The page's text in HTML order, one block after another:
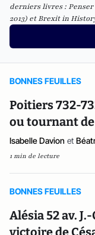
derniers livres :
2013) et Brexit in
BONNES FEUILLES
Poitiers 732-
ou tournant de
Isabelle Davion et
1 min de lecture
BONNES FEUILLES
Alésia 52 av.
victoire de